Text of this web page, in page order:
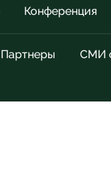
Конференция
Партнеры СМИ